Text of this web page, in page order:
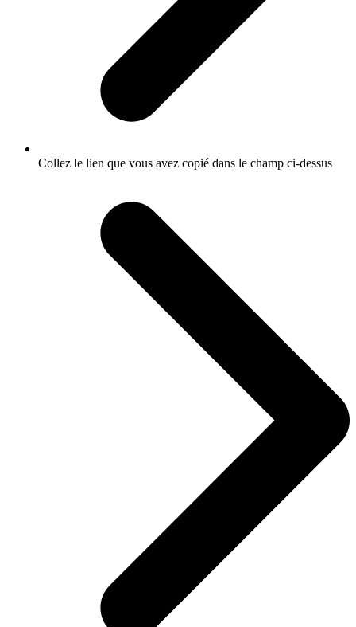
Collez le lien que vous avez copié dans le champ ci-dessus